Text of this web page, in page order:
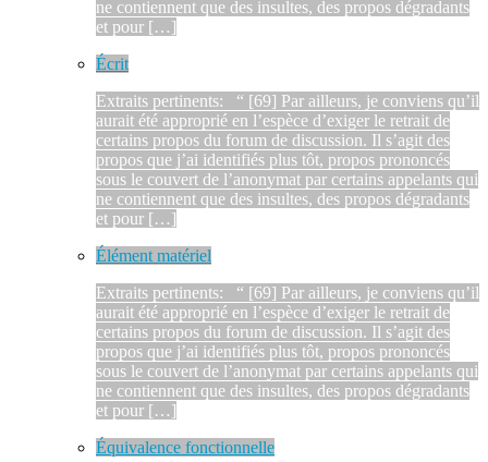
ne contiennent que des insultes, des propos dégradants
et pour […]
Écrit
Extraits pertinents: “ [69] Par ailleurs, je conviens qu’il
aurait été approprié en l’espèce d’exiger le retrait de
certains propos du forum de discussion. Il s’agit des
propos que j’ai identifiés plus tôt, propos prononcés
sous le couvert de l’anonymat par certains appelants qui
ne contiennent que des insultes, des propos dégradants
et pour […]
Élément matériel
Extraits pertinents: “ [69] Par ailleurs, je conviens qu’il
aurait été approprié en l’espèce d’exiger le retrait de
certains propos du forum de discussion. Il s’agit des
propos que j’ai identifiés plus tôt, propos prononcés
sous le couvert de l’anonymat par certains appelants qui
ne contiennent que des insultes, des propos dégradants
et pour […]
Équivalence fonctionnelle